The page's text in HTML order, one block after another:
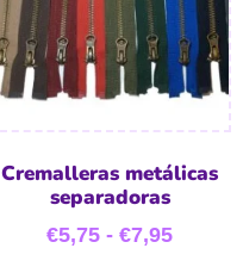
Cremalleras metálicas
separadoras
€5,75 - €7,95